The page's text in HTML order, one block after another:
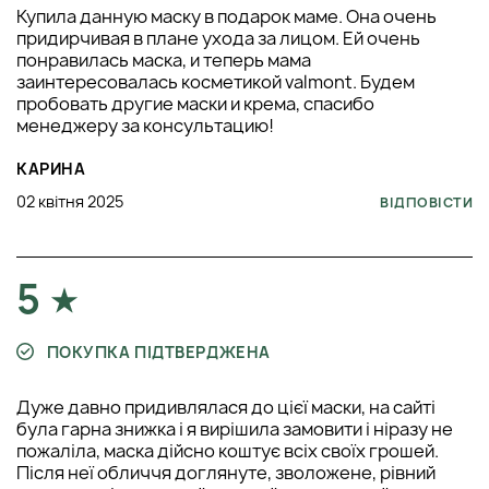
Купила данную маску в подарок маме. Она очень
придирчивая в плане ухода за лицом. Ей очень
понравилась маска, и теперь мама
заинтересовалась косметикой valmont. Будем
пробовать другие маски и крема, спасибо
менеджеру за консультацию!
КАРИНА
02 квітня 2025
ВІДПОВІСТИ
5
ПОКУПКА ПІДТВЕРДЖЕНА
Дуже давно придивлялася до цієї маски, на сайті
була гарна знижка і я вирішила замовити і ніразу не
пожаліла, маска дійсно коштує всіх своїх грошей.
Після неї обличчя доглянуте, зволожене, рівний